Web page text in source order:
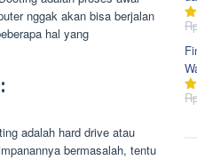
nggak akan bisa berjalan
hal yang
adalah hard drive atau
bermasalah, tentu